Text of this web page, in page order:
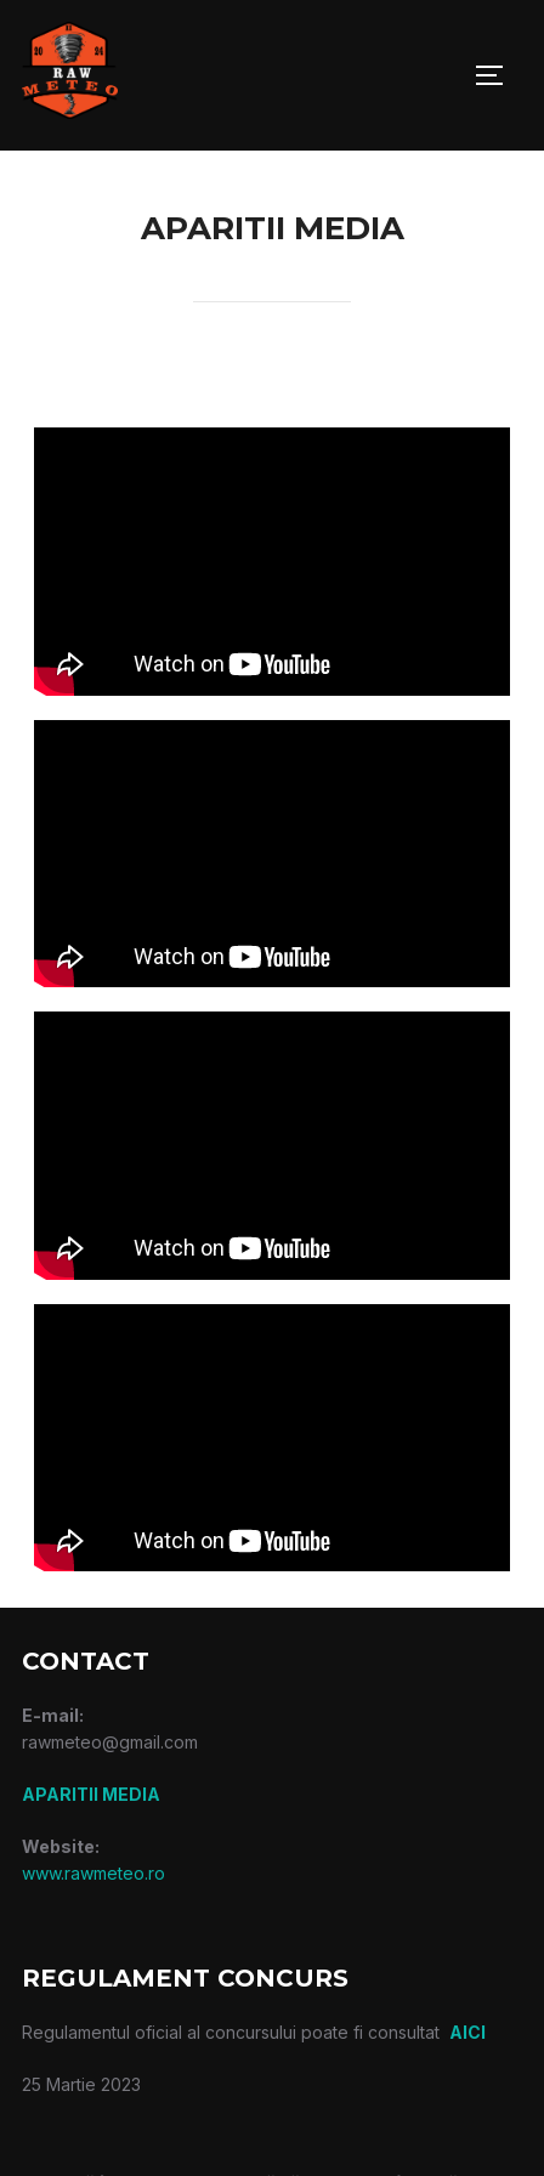
APARITII MEDIA
CONTACT
E-mail:
rawmeteo@gmail.com
APARITII MEDIA
Website:
www.rawmeteo.ro
REGULAMENT CONCURS
Regulamentul oficial al concursului poate fi consultat AICI
25 Martie 2023